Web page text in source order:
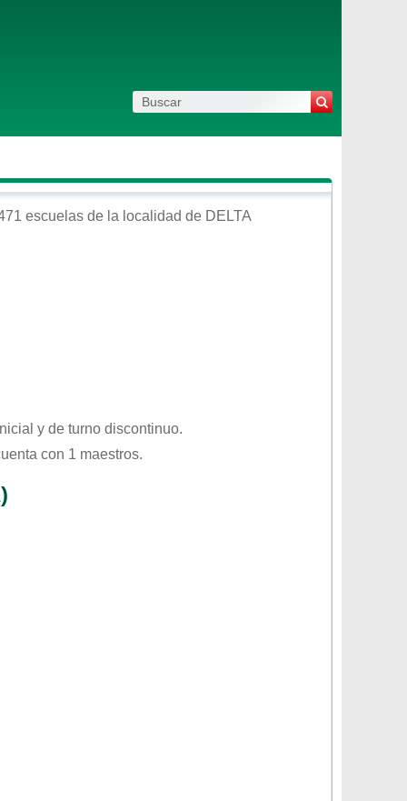
escuelas de la localidad de DELTA
Inicial y de turno discontinuo.
con 1 maestros.